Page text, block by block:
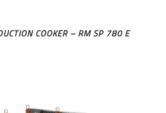
COOKER – RM SP 780 E